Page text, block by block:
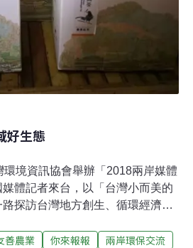
大，以陽光伏特家為例 ，起始就
能板這樣的小動作，
好生態
境資訊協會舉辦「2018兩岸媒體
體記者來台，以「台灣小而美的
探訪台灣地方創生、循環經濟及
國、媒體人的視角，來看台灣小
善農業 你來報報
兩岸環保交流